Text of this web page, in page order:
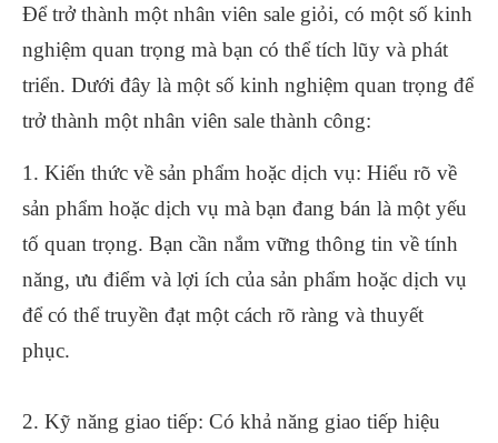
Để trở thành một nhân viên sale giỏi, có một số kinh
nghiệm quan trọng mà bạn có thể tích lũy và phát
triển. Dưới đây là một số kinh nghiệm quan trọng để
trở thành một nhân viên sale thành công:
1. Kiến thức về sản phẩm hoặc dịch vụ: Hiểu rõ về
sản phẩm hoặc dịch vụ mà bạn đang bán là một yếu
tố quan trọng. Bạn cần nắm vững thông tin về tính
năng, ưu điểm và lợi ích của sản phẩm hoặc dịch vụ
để có thể truyền đạt một cách rõ ràng và thuyết
phục.
2. Kỹ năng giao tiếp: Có khả năng giao tiếp hiệu